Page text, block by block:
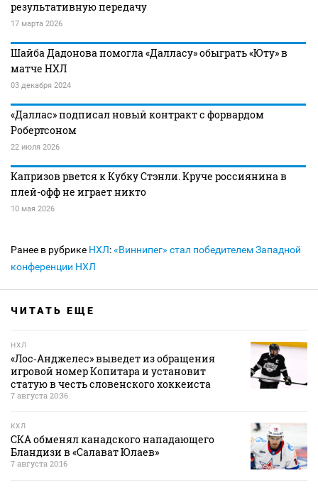
результативную передачу
17 марта 2026
Шайба Дадонова помогла «Далласу» обыграть «Юту» в
матче НХЛ
03 декабря 2024
«Даллас» подписал новый контракт с форвардом
Робертсоном
22 июля 2026
Капризов рвется к Кубку Стэнли. Круче россиянина в
плей-офф не играет никто
10 мая 2026
Ранее в рубрике НХЛ:«Виннипег» стал победителем Западной
конференции НХЛ
ЧИТАТЬ ЕЩЕ
НХЛ
«Лос‑Анджелес» выведет из обращения
игровой номер Копитара и установит
статую в честь словенского хоккеиста
7 августа 20:36
КХЛ
СКА обменял канадского нападающего
Бландизи в «Салават Юлаев»
7 августа 20:16